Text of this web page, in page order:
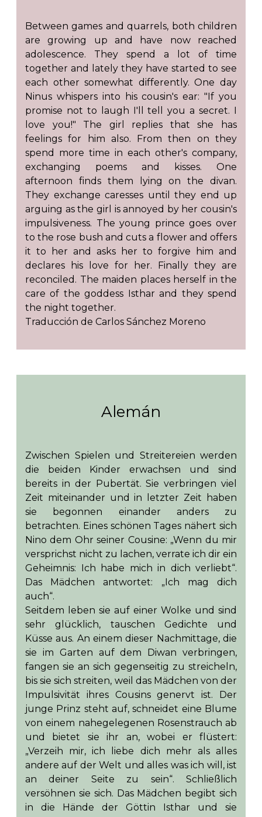
Between games and quarrels, both children
are growing up and have now reached
adolescence. They spend a lot of time
together and lately they have started to see
each other somewhat differently. One day
Ninus whispers into his cousin's ear: "If you
promise not to laugh I'll tell you a secret. I
love you!" The girl replies that she has
feelings for him also. From then on they
spend more time in each other's company,
exchanging poems and kisses. One
afternoon finds them lying on the divan.
They exchange caresses until they end up
arguing as the girl is annoyed by her cousin's
impulsiveness. The young prince goes over
to the rose bush and cuts a flower and offers
it to her and asks her to forgive him and
declares his love for her. Finally they are
reconciled. The maiden places herself in the
care of the goddess Isthar and they spend
the night together.
Traducción de Carlos Sánchez Moreno
Alemán
Zwischen Spielen und Streitereien werden
die beiden Kinder erwachsen und sind
bereits in der Pubertät. Sie verbringen viel
Zeit miteinander und in letzter Zeit haben
sie begonnen einander anders zu
betrachten. Eines schönen Tages nähert sich
Nino dem Ohr seiner Cousine: „Wenn du mir
versprichst nicht zu lachen, verrate ich dir ein
Geheimnis: Ich habe mich in dich verliebt“.
Das Mädchen antwortet: „Ich mag dich
auch“.
Seitdem leben sie auf einer Wolke und sind
sehr glücklich, tauschen Gedichte und
Küsse aus. An einem dieser Nachmittage, die
sie im Garten auf dem Diwan verbringen,
fangen sie an sich gegenseitig zu streicheln,
bis sie sich streiten, weil das Mädchen von der
Impulsivität ihres Cousins genervt ist. Der
junge Prinz steht auf, schneidet eine Blume
von einem nahegelegenen Rosenstrauch ab
und bietet sie ihr an, wobei er flüstert:
„Verzeih mir, ich liebe dich mehr als alles
andere auf der Welt und alles was ich will, ist
an deiner Seite zu sein“. Schließlich
versöhnen sie sich. Das Mädchen begibt sich
in die Hände der Göttin Isthar und sie